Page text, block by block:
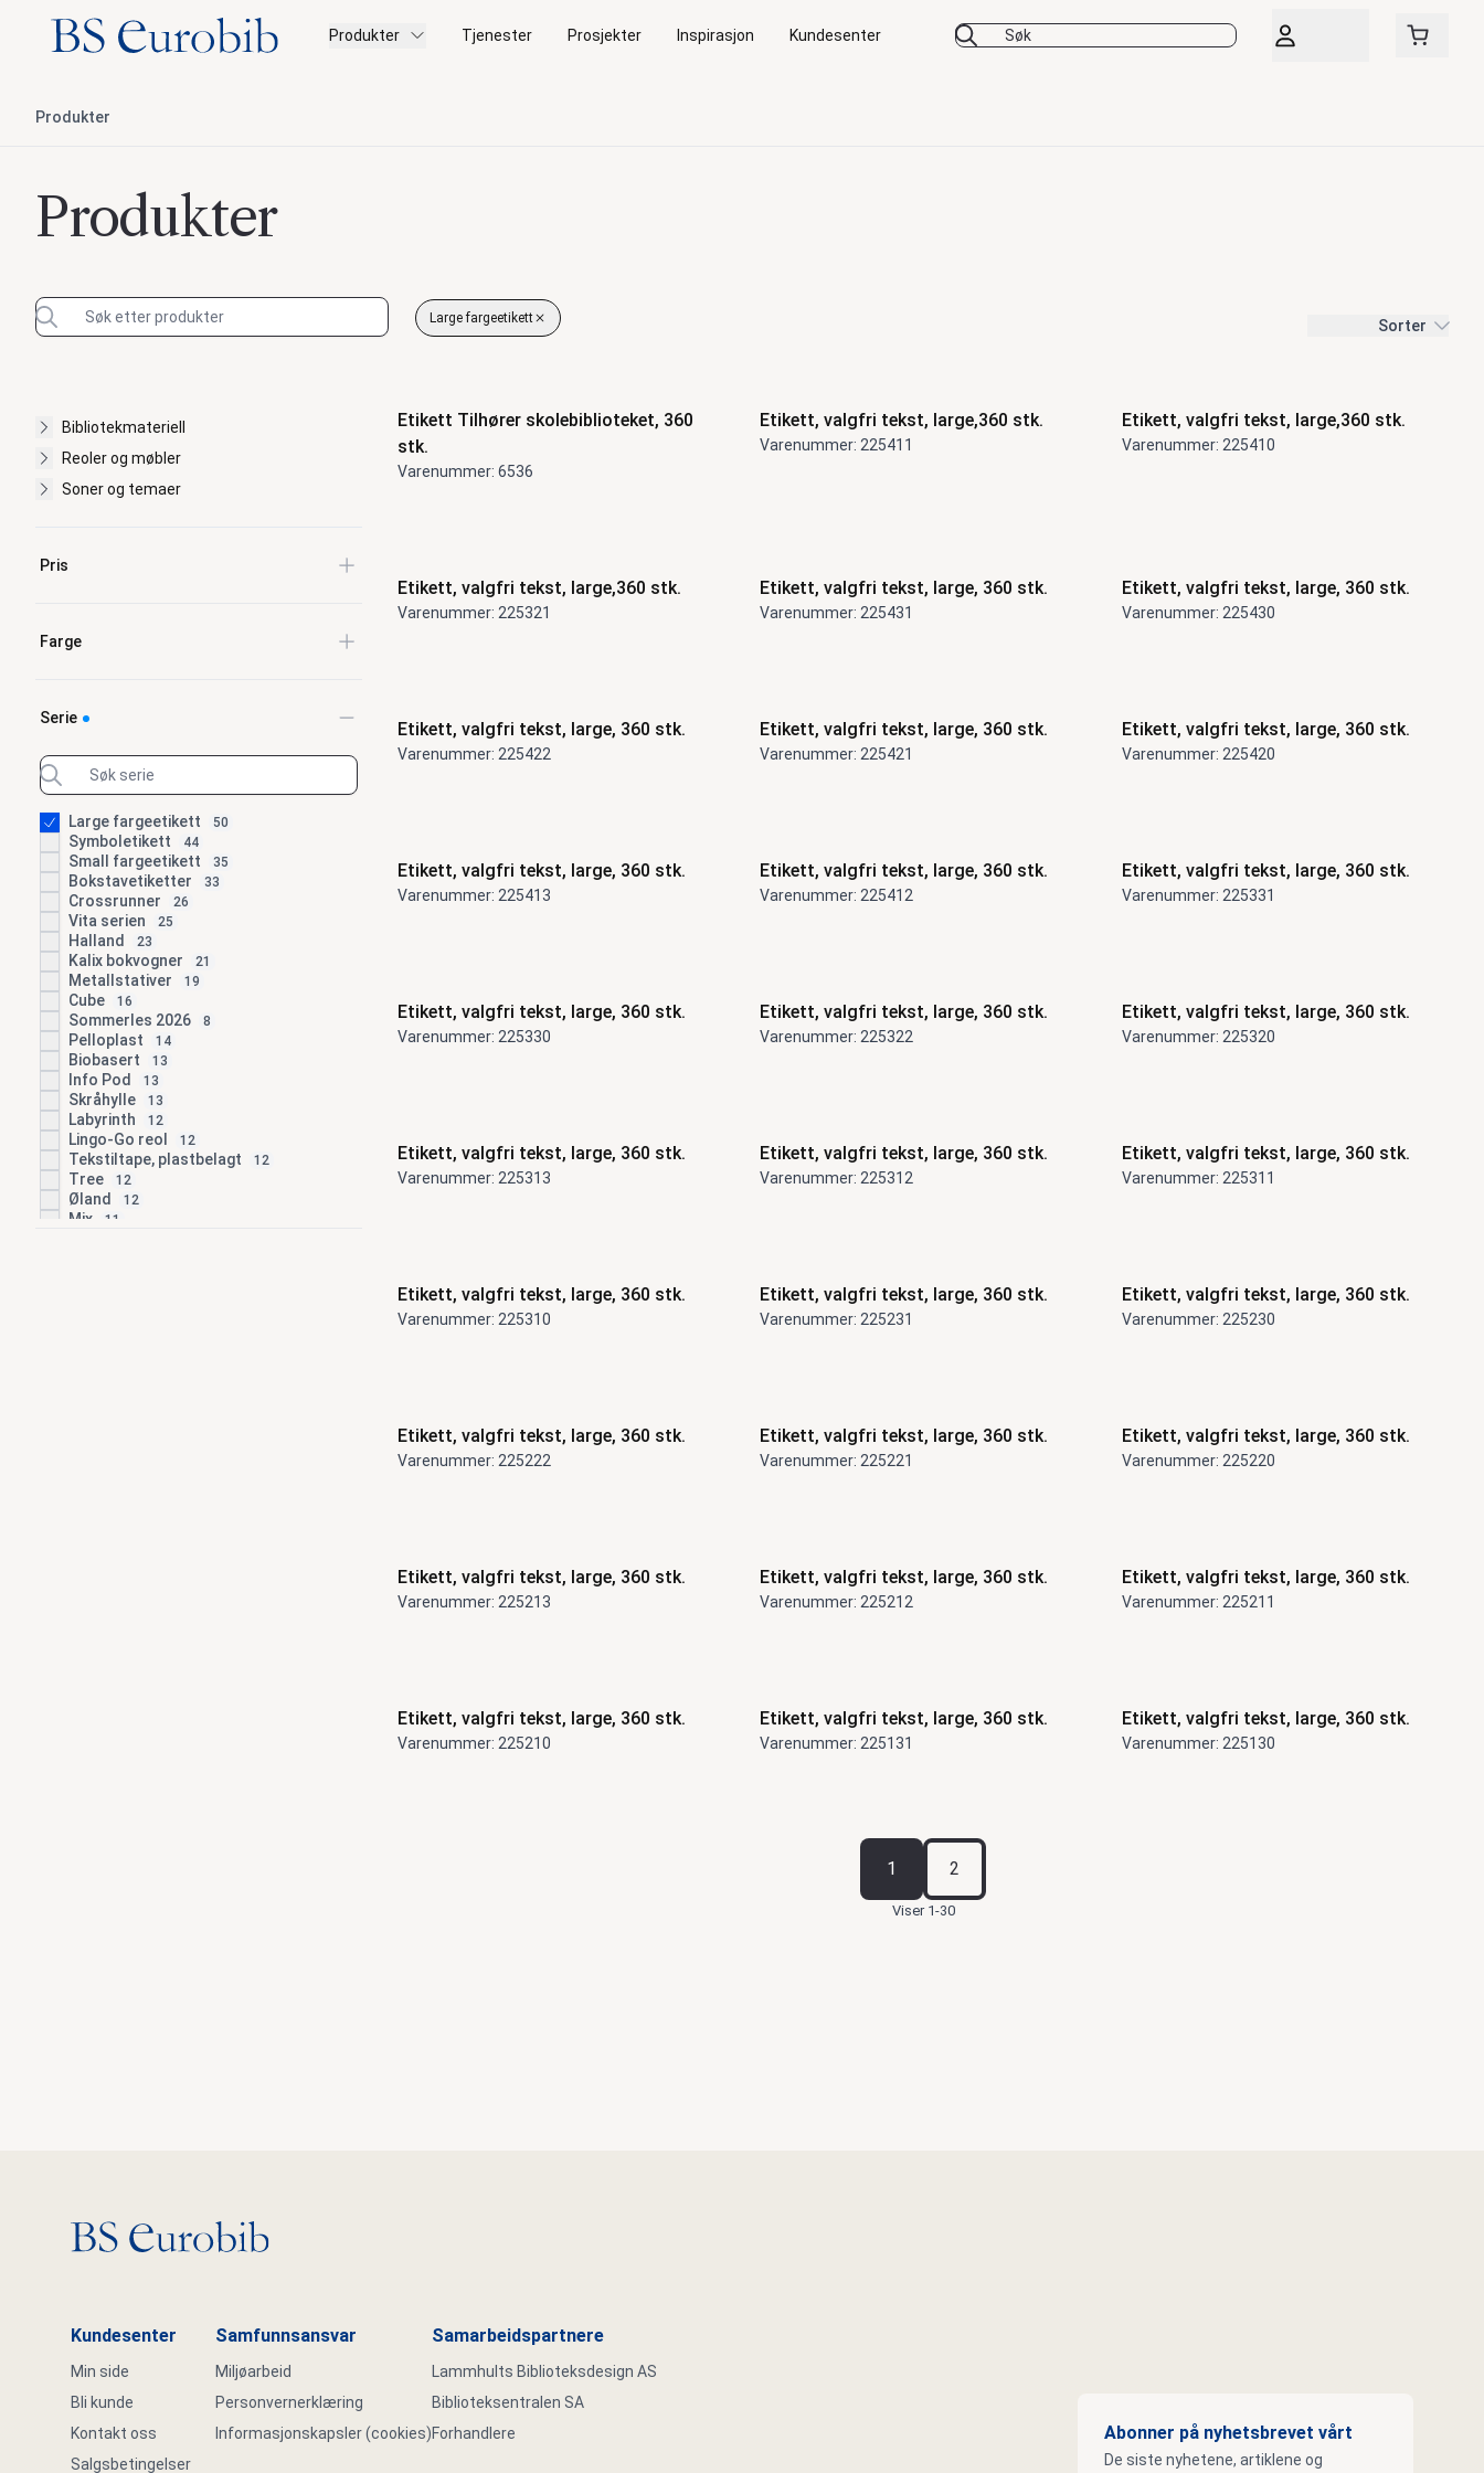
BS Eurobib Produkter Tjenester Prosjekter Inspirasjon Kundesenter
Produkter
Produkter
Large fargeetikett
Fjern filter Sorter
Bibliotekmateriell
Reoler og møbler
Soner og temaer
Pris
Farge
Serie
Large fargeetikett 50
Symboletikett 44
Small fargeetikett 35
Bokstavetiketter 33
Crossrunner 26
Vita serien 25
Halland 23
Kalix bokvogner 21
Metallstativer 19
Cube 16
Sommerles 2026 8
Pelloplast 14
Biobasert 13
Info Pod 13
Skråhylle 13
Labyrinth 12
Lingo-Go reol 12
Tekstiltape, plastbelagt 12
Tree 12
Øland 12
Mix 11
Produkter
Etikett Tilhører skolebiblioteket, 360
stk.
Varenummer: 6536
Etikett, valgfri tekst, large,360 stk.
Varenummer: 225411
Etikett, valgfri tekst, large,360 stk.
Varenummer: 225410
Etikett, valgfri tekst, large,360 stk.
Varenummer: 225321
Etikett, valgfri tekst, large, 360 stk.
Varenummer: 225431
Etikett, valgfri tekst, large, 360 stk.
Varenummer: 225430
Etikett, valgfri tekst, large, 360 stk.
Varenummer: 225422
Etikett, valgfri tekst, large, 360 stk.
Varenummer: 225421
Etikett, valgfri tekst, large, 360 stk.
Varenummer: 225420
Etikett, valgfri tekst, large, 360 stk.
Varenummer: 225413
Etikett, valgfri tekst, large, 360 stk.
Varenummer: 225412
Etikett, valgfri tekst, large, 360 stk.
Varenummer: 225331
Etikett, valgfri tekst, large, 360 stk.
Varenummer: 225330
Etikett, valgfri tekst, large, 360 stk.
Varenummer: 225322
Etikett, valgfri tekst, large, 360 stk.
Varenummer: 225320
Etikett, valgfri tekst, large, 360 stk.
Varenummer: 225313
Etikett, valgfri tekst, large, 360 stk.
Varenummer: 225312
Etikett, valgfri tekst, large, 360 stk.
Varenummer: 225311
Etikett, valgfri tekst, large, 360 stk.
Varenummer: 225310
Etikett, valgfri tekst, large, 360 stk.
Varenummer: 225231
Etikett, valgfri tekst, large, 360 stk.
Varenummer: 225230
Etikett, valgfri tekst, large, 360 stk.
Varenummer: 225222
Etikett, valgfri tekst, large, 360 stk.
Varenummer: 225221
Etikett, valgfri tekst, large, 360 stk.
Varenummer: 225220
Etikett, valgfri tekst, large, 360 stk.
Varenummer: 225213
Etikett, valgfri tekst, large, 360 stk.
Varenummer: 225212
Etikett, valgfri tekst, large, 360 stk.
Varenummer: 225211
Etikett, valgfri tekst, large, 360 stk.
Varenummer: 225210
Etikett, valgfri tekst, large, 360 stk.
Varenummer: 225131
Etikett, valgfri tekst, large, 360 stk.
Varenummer: 225130
1 2
Viser 1-30
Gå til hovedsiden
Kundesenter
Min side
Bli kunde
Kontakt oss
Salgsbetingelser
Samfunnsansvar
Miljøarbeid
Personvernerklæring
Informasjonskapsler (cookies)
Samarbeidspartnere
Lammhults Biblioteksdesign AS
Biblioteksentralen SA
Forhandlere
Abonner på nyhetsbrevet vårt
De siste nyhetene, artiklene og